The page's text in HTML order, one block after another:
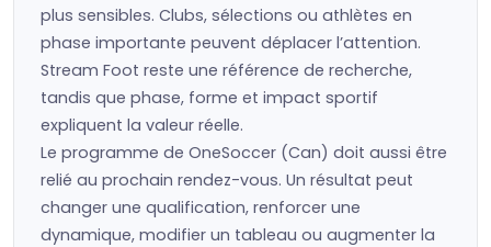
plus sensibles. Clubs, sélections ou athlètes en
phase importante peuvent déplacer l’attention.
Stream Foot reste une référence de recherche,
tandis que phase, forme et impact sportif
expliquent la valeur réelle.
Le programme de OneSoccer (Can) doit aussi être
relié au prochain rendez-vous. Un résultat peut
changer une qualification, renforcer une
dynamique, modifier un tableau ou augmenter la